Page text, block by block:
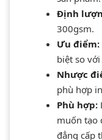
Định
300gsm.
Ưu điểm:
biệt so
Nhược
phù hợp
Phù hợp:
muốn tạo
đẳng cấp